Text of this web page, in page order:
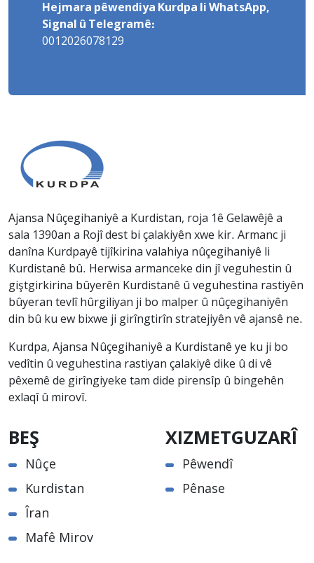
Hejmara pêwendiya Kurdpa li WhatsApp,
Signal û Telegramê:
0012026078129
Ajansa Nûçegihaniyê a Kurdistan, roja 1ê Gelawêjê a
sala 1390an a Rojî dest bi çalakiyên xwe kir. Armanc ji
danîna Kurdpayê tijîkirina valahiya nûçegihaniyê li
Kurdistanê bû. Herwisa armanceke din jî veguhestin û
giştgirkirina bûyerên Kurdistanê û veguhestina rastiyên
bûyeran tevlî hûrgiliyan ji bo malper û nûçegihaniyên
din bû ku ew bixwe ji girîngtirîn stratejiyên vê ajansê ne.
Kurdpa, Ajansa Nûçegihaniyê a Kurdistanê ye ku ji bo
vedîtin û veguhestina rastiyan çalakiyê dike û di vê
pêxemê de girîngiyeke tam dide pirensîp û bingehên
exlaqî û mirovî.
BEŞ
Nûçe
Kurdistan
Îran
Mafê Mirov
XIZMETGUZARÎ
Pêwendî
Pênase